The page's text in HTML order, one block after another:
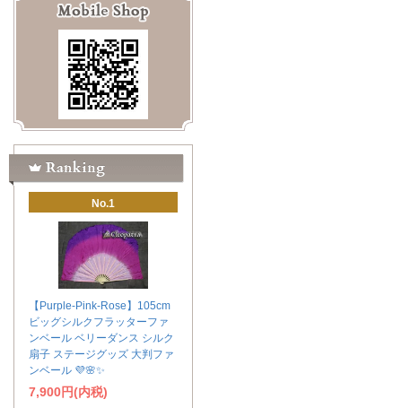
No.1
【Purple-Pink-Rose】105cm
ビッグシルクフラッターファ
ンベール ベリーダンス シルク
扇子 ステージグッズ 大判ファ
ンベール 💜🌸✨
7,900円(内税)